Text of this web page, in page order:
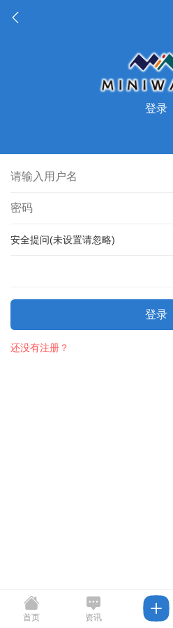
登录
安全提问(未设置请忽略)
登录
还没有注册？
首页 资讯